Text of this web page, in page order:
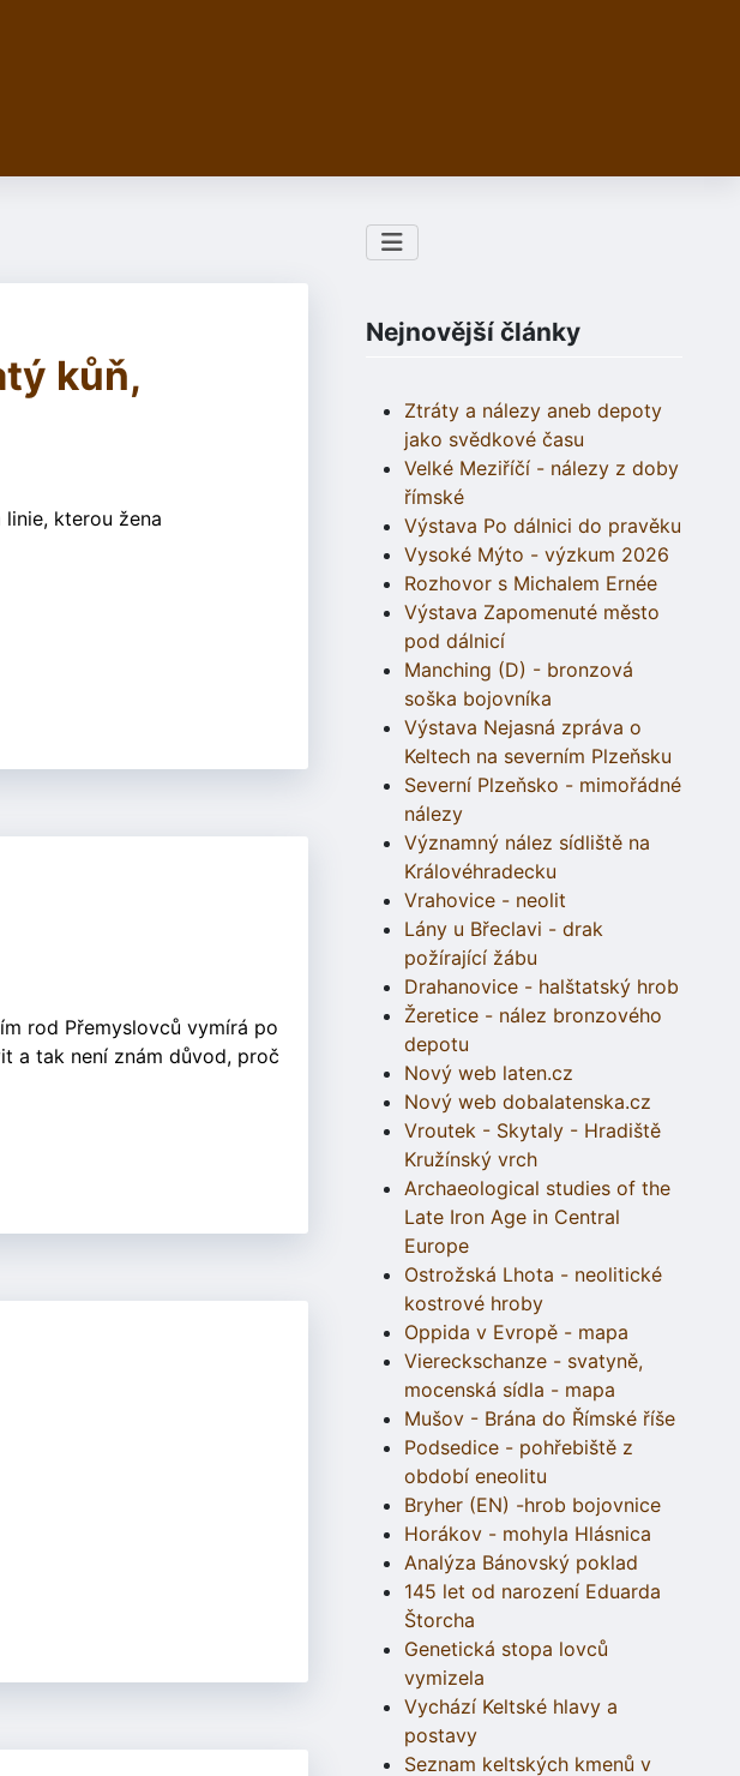
kůň,
kterou žena
rod Přemyslovců vymírá po
a tak není znám důvod, proč
Nejnovější články
Ztráty a nálezy aneb depoty
jako svědkové času
Velké Meziříčí - nálezy z doby
římské
Výstava Po dálnici do pravěku
Vysoké Mýto - výzkum 2026
Rozhovor s Michalem Ernée
Výstava Zapomenuté město
pod dálnicí
Manching (D) - bronzová
soška bojovníka
Výstava Nejasná zpráva o
Keltech na severním Plzeňsku
Severní Plzeňsko - mimořádné
nálezy
Významný nález sídliště na
Královéhradecku
Vrahovice - neolit
Lány u Břeclavi - drak
požírající žábu
Drahanovice - halštatský hrob
Žeretice - nález bronzového
depotu
Nový web laten.cz
Nový web dobalatenska.cz
Vroutek - Skytaly - Hradiště
Kružínský vrch
Archaeological studies of the
Late Iron Age in Central
Europe
Ostrožská Lhota - neolitické
kostrové hroby
Oppida v Evropě - mapa
Viereckschanze - svatyně,
mocenská sídla - mapa
Mušov - Brána do Římské říše
Podsedice - pohřebiště z
období eneolitu
Bryher (EN) -hrob bojovnice
Horákov - mohyla Hlásnica
Analýza Bánovský poklad
145 let od narození Eduarda
Štorcha
Genetická stopa lovců
vymizela
Vychází Keltské hlavy a
postavy
Seznam keltských kmenů v